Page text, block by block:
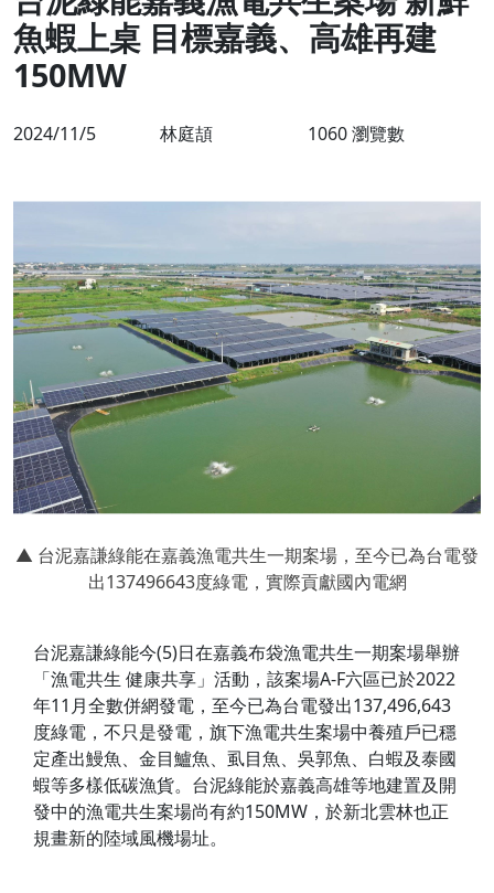
魚蝦上桌 目標嘉義、高雄再建
150MW
2024/11/5 林庭頡 1060 瀏覽數
▲ 台泥嘉謙綠能在嘉義漁電共生一期案場，至今已為台電發
出137496643度綠電，實際貢獻國內電網
台泥嘉謙綠能今(5)日在嘉義布袋漁電共生一期案場舉辦
「漁電共生 健康共享」活動，該案場A-F六區已於2022
年11月全數併網發電，至今已為台電發出137,496,643
度綠電，不只是發電，旗下漁電共生案場中養殖戶已穩
定產出鰻魚、金目鱸魚、虱目魚、吳郭魚、白蝦及泰國
蝦等多樣低碳漁貨。台泥綠能於嘉義高雄等地建置及開
發中的漁電共生案場尚有約150MW，於新北雲林也正
規畫新的陸域風機場址。